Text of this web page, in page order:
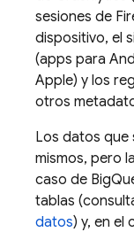
sesiones de
dispositivo, el
(apps para
Apple) y los
otros
Los datos que
mismos, pero
caso de
tablas
datos) y, en el